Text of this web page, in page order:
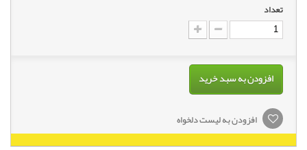
تعداد
افزودن به سبد خرید
افزودن به لیست دلخواه